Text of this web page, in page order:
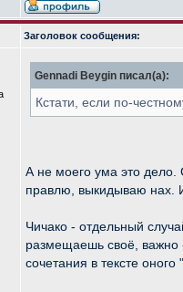
Заголовок сообщения:
Gennadi Beygin писал(а):
Кстати, если по-
А не моего ума это дело.
правлю, выкидываю нах.
Чичако - отдельный
размещаешь своё, важно
сочетания в тексте